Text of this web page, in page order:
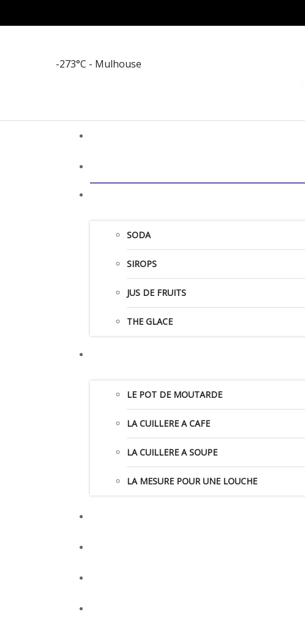
-273°C - Mulhouse
SODA
SIROPS
JUS DE FRUITS
THE GLACE
LE POT DE MOUTARDE
LA CUILLERE A CAFE
LA CUILLERE A SOUPE
LA MESURE POUR UNE LOUCHE